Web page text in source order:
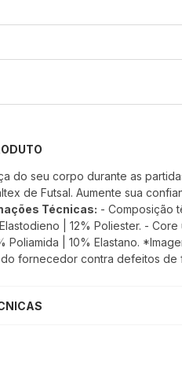
do seu corpo durante as
de Futsal. Aumente sua
Técnicas: - Composição
| 12% Poliester. - Core
Poliamida | 10% Elastano.
do fornecedor contra defeitos de